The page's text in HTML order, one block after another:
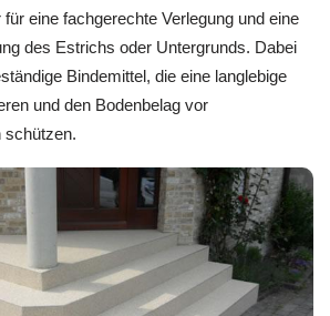
eine fachgerechte Verlegung und eine
des Estrichs oder Untergrunds. Dabei
Bindemittel, die eine langlebige
und den Bodenbelag vor
schützen.